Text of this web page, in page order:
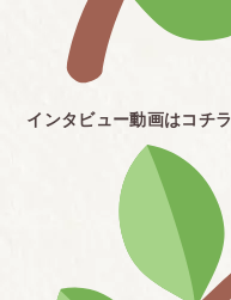
インタビュー動画はコチラ